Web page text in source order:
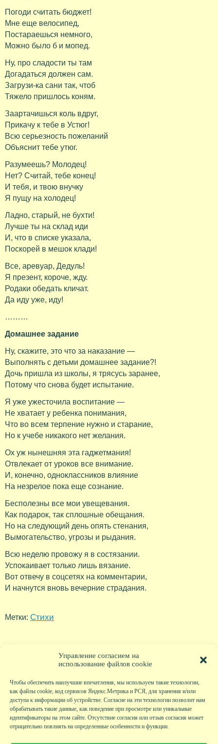
Управление согласием на
использование файлов cookie
Чтобы обеспечить наилучшие впечатления, мы используем такие технологии,
как файлы cookie, код сервисов Яндекс.Метрика и РСЯ, для хранения и/или
доступа к информации об устройстве. Согласие на эти технологии позволит нам
обрабатывать такие данные, как поведение при просмотре или уникальные
идентификаторы на этом сайте. Отсутствие согласия или отзыв согласия может
отрицательно повлиять на определенные особенности и функции.
Погоди считать бюджет!
Мне еще велосипед,
Постараешься немного,
Можно было б и мопед.
Ну, про сладости ты там
Догадаться должен сам.
Загрузи-ка сани так, чтоб
Тяжело пришлось коням.
Заартачишься коль вдруг,
Прикачу к тебе в Устюг!
Всю серьезность пожеланий
Объяснит тебе утюг.
Разумеешь? Молодец!
Нет? Считай, тебе конец!
И тебя, и твою внучку
Я пущу на холодец!
Ладно, старый, не бухти!
Лучше ты на склад иди
И, что в списке указала,
Поскорей в мешок клади!
Все, аревуар, Дедуль!
Я презент, короче, жду.
Родаки обедать кличат.
Да иду уже, иду!
………
Домашнее задание
Ну, скажите, это что за наказание —
Выполнять с детьми домашнее задание?!
Дочь пришла из школы, я трясусь заранее,
Потому что снова будет испытание.
Я уже ужесточила воспитание —
Не хватает у ребенка понимания,
Что во всем терпение нужно и старание,
Но к учебе никакого нет желания.
Ох уж нынешняя эта гаджетмания!
Отвлекает от уроков все внимание.
И, конечно, одноклассников влияние
На незрелое пока еще сознание.
Бесполезны все мои увещевания.
Как подарок, так сплошные обещания.
Но на следующий день опять стенания,
Вымогательство, угрозы и рыдания.
Всю неделю провожу я в состязании.
Успокаивает только лишь вязание.
Вот отвечу в соцсетях на комментарии,
И начнутся вновь вечерние страдания.
Метки: Стихи